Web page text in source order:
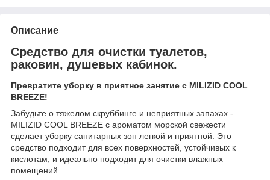
Описание
Средство для очистки туалетов,
раковин, душевых кабинок.
Превратите уборку в приятное занятие с MILIZID COOL
BREEZE!
Забудьте о тяжелом скруббинге и неприятных запахах -
MILIZID COOL BREEZE с ароматом морской свежести
сделает уборку санитарных зон легкой и приятной. Это
средство подходит для всех поверхностей, устойчивых к
кислотам, и идеально подходит для очистки влажных
помещений.